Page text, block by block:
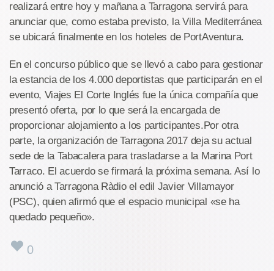
realizará entre hoy y mañana a Tarragona servirá para
anunciar que, como estaba previsto, la Villa Mediterránea
se ubicará finalmente en los hoteles de PortAventura.
En el concurso público que se llevó a cabo para gestionar
la estancia de los 4.000 deportistas que participarán en el
evento, Viajes El Corte Inglés fue la única compañía que
presentó oferta, por lo que será la encargada de
proporcionar alojamiento a los participantes.Por otra
parte, la organización de Tarragona 2017 deja su actual
sede de la Tabacalera para trasladarse a la Marina Port
Tarraco. El acuerdo se firmará la próxima semana. Así lo
anunció a Tarragona Ràdio el edil Javier Villamayor
(PSC), quien afirmó que el espacio municipal «se ha
quedado pequeño».
0